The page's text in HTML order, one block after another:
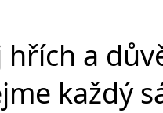
hřích a
každý